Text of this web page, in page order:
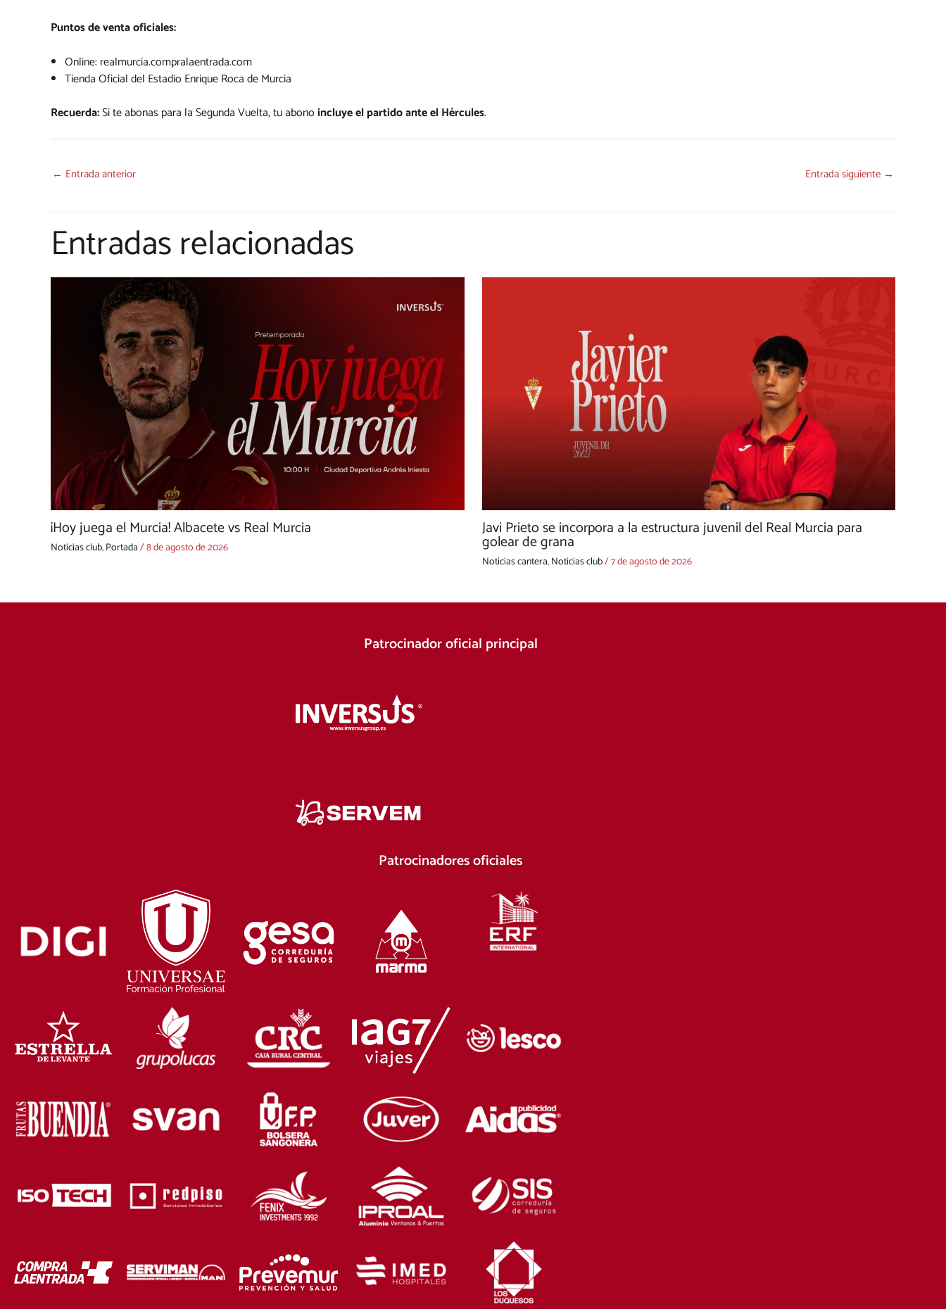
Puntos de venta oficiales:
Online:realmurcia.compralaentrada.com
Tienda Oficial del Estadio Enrique Roca de Murcia
Recuerda:Si te abonas para la Segunda Vuelta, tu abonoincluye el partido ante el Hércules.
← Entrada anterior Entrada siguiente →
Entradas relacionadas
¡Hoy juega el Murcia! Albacete vs Real Murcia
Noticias club,Portada/8 de agosto de 2026
Javi Prieto se incorpora a la estructura juvenil del Real Murcia para
golear de grana
Noticias cantera,Noticias club/7 de agosto de 2026
Patrocinador oficial principal
Patrocinadores oficiales